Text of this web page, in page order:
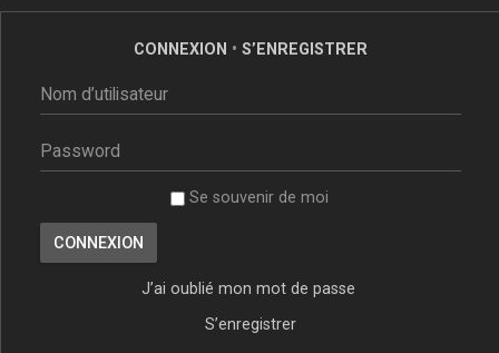
CONNEXION • S’ENREGISTRER
Se souvenir de moi
J’ai oublié mon mot de passe
S’enregistrer